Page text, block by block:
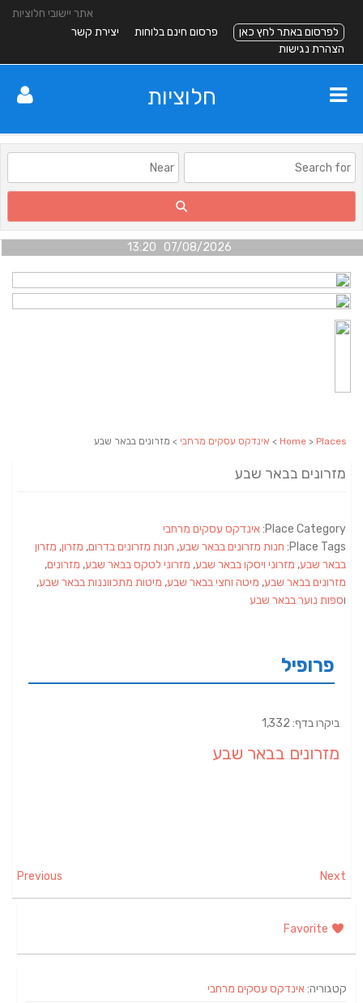
אתר יישובי חלוציות
לפרסום באתר לחץ כאן
פרסום חינם בלוחות
יצירת קשר
הצהרת נגישות
חלוציות
07/08/2026 13:20
Home > Places
> אינדקס עסקים מרחבי > מזרונים בבאר שבע
מזרונים בבאר שבע
Place Category: אינדקס עסקים מרחבי
Place Tags: חנות מזרונים בבאר שבע, חנות מזרונים בדרום, מזרון, מזרון
בבאר שבע, מזרוני ויסקו בבאר שבע, מזרוני לטקס בבאר שבע, מזרונים,
מזרונים בבאר שבע, מיטה וחצי בבאר שבע, מיטות מתכווננות בבאר שבע,
וספות נוער בבאר שבע
פרופיל
ביקרו בדף: 1,332
מזרונים בבאר שבע
Previous Next
קטגוריה:אינדקס עסקים מרחבי